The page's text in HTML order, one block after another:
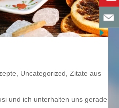
, Uncategorized,Zitate aus
und ich unterhalten uns gerade